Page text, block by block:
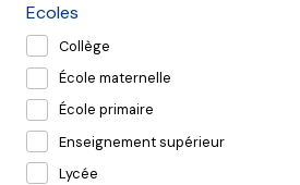
Ecoles
Collège
École maternelle
École primaire
Enseignement supérieur
Lycée